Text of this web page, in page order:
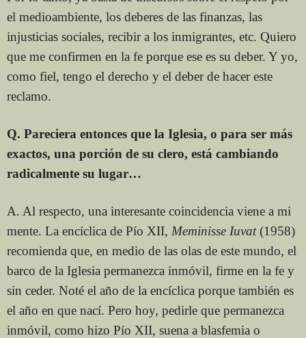
el medioambiente, los deberes de las finanzas, las
injusticias sociales, recibir a los inmigrantes, etc. Quiero
que me confirmen en la fe porque ese es su deber. Y yo,
como fiel, tengo el derecho y el deber de hacer este
reclamo.
Q. Pareciera entonces que la Iglesia, o para ser más
exactos, una porción de su clero, está cambiando
radicalmente su lugar…
A. Al respecto, una interesante coincidencia viene a mi
mente. La encíclica de Pío XII, Meminisse Iuvat(1958)
recomienda que, en medio de las olas de este mundo, el
barco de la Iglesia permanezca inmóvil, firme en la fe y
sin ceder. Noté el año de la encíclica porque también es
el año en que nací. Pero hoy, pedirle que permanezca
inmóvil, como hizo Pío XII, suena a blasfemia o